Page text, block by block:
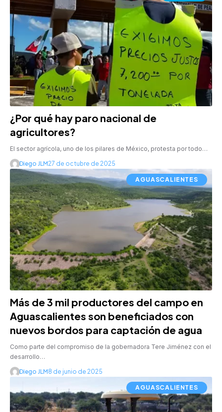
¿Por qué hay paro nacional de
agricultores?
El sector agrícola, uno de los pilares de México, protesta por todo…
Diego JLM27 de octubre de 2025
AGUASCALIENTES
Más de 3 mil productores del campo en
Aguascalientes son beneficiados con
nuevos bordos para captación de agua
Como parte del compromiso de la gobernadora Tere Jiménez con el
desarrollo…
Diego JLM8 de junio de 2025
AGUASCALIENTES